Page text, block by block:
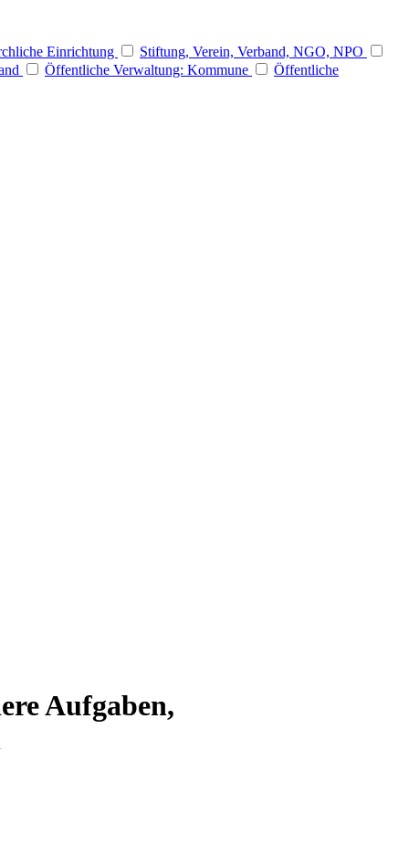
Einrichtung
Stiftung, Verein, Verband, NGO, NPO
Öffentliche Verwaltung: Kommune Öffentliche
Aufgaben,